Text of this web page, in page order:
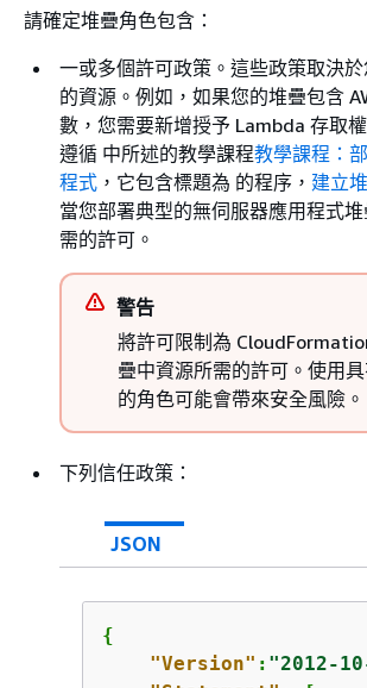
請確定堆疊角色包含：
一或多個許可政策。這些政策取決
的資源。例如，如果您的堆疊包含
數，您需要新增授予 Lambda 存取
遵循 中所述的教學課程教學課程：
程式 ，它包含標題為 的程序， 建立
當您部署典型的無伺服器應用程式
需的許可。
警告
將許可限制為
疊中資源所需的許可。使用
的角色可能會帶來安全風險。
下列信任政策：
JSON
{
"Version" : "2012-